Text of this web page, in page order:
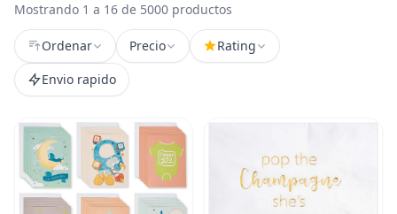
Mostrando 1 a 16 de 5000 productos
Ordenar Precio
Rating
Envio rapido